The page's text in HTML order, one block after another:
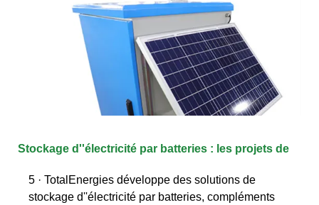
Stockage d''électricité par batteries : les projets de
5 · TotalEnergies développe des solutions de
stockage d''électricité par batteries, compléments